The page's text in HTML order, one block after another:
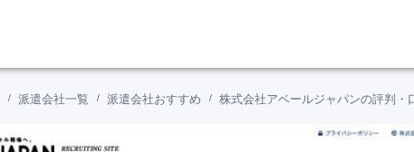
派遣会社一覧 派遣会社おすすめ 株式会社アベールジャパンの評判・